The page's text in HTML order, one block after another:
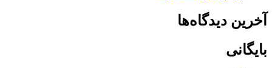
آخرین دیدگاه‌ها
بایگانی